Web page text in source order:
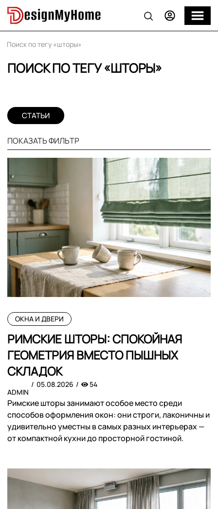
Поиск по тегу «шторы»
ПОИСК ПО ТЕГУ «ШТОРЫ»
СТАТЬИ
ПОКАЗАТЬ ФИЛЬТР
ОКНА И ДВЕРИ
РИМСКИЕ ШТОРЫ: СПОКОЙНАЯ
ГЕОМЕТРИЯ ВМЕСТО ПЫШНЫХ
СКЛАДОК
ADMIN
05.08.2026 54
Римские шторы занимают особое место среди
способов оформления окон: они строги, лаконичны и
удивительно уместны в самых разных интерьерах —
от компактной кухни до просторной гостиной.